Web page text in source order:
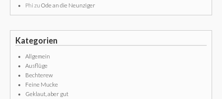
Phi zu Ode an die Neunziger
Kategorien
Allgemein
Ausflüge
Bechterew
Feine Mucke
Geklaut, aber gut